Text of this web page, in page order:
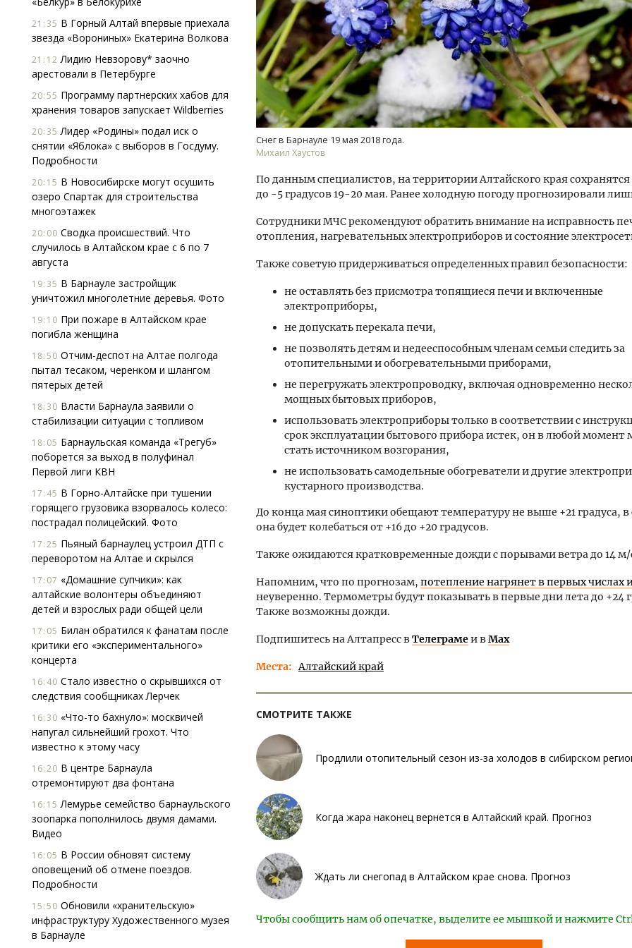
21:35 В Горный Алтай впервые приехала
звезда «Ворониных» Екатерина Волкова
21:12 Лидию Невзорову* заочно
арестовали в Петербурге
20:55 Программу партнерских хабов для
хранения товаров запускает Wildberries
20:35 Лидер «Родины» подал иск о
снятии «Яблока» с выборов в Госдуму.
Подробности
20:15 В Новосибирске могут осушить
озеро Спартак для строительства
многоэтажек
20:00 Сводка происшествий. Что
случилось в Алтайском крае с 6 по 7
августа
19:35 В Барнауле застройщик
уничтожил многолетние деревья. Фото
19:10 При пожаре в Алтайском крае
погибла женщина
18:50 Отчим-деспот на Алтае полгода
пытал тесаком, черенком и шлангом
пятерых детей
18:30 Власти Барнаула заявили о
стабилизации ситуации с топливом
18:05 Барнаульская команда «Трегуб»
поборется за выход в полуфинал
Первой лиги КВН
17:45 В Горно-Алтайске при тушении
горящего грузовика взорвалось колесо:
пострадал полицейский. Фото
17:25 Пьяный барнаулец устроил ДТП с
переворотом на Алтае и скрылся
17:07 «Домашние супчики»: как
алтайские волонтеры объединяют
детей и взрослых ради общей цели
17:05 Билан обратился к фанатам после
критики его «экспериментального»
концерта
16:40 Стало известно о скрывшихся от
следствия сообщниках Лерчек
16:30 «Что-то бахнуло»: москвичей
напугал сильнейший грохот. Что
известно к этому часу
16:20 В центре Барнаула
отремонтируют два фонтана
16:15 Лемурье семейство барнаульского
зоопарка пополнилось двумя дамами.
Видео
16:05 В России обновят систему
оповещений об отмене поездов.
Подробности
15:50 Обновили «хранительскую»
инфраструктуру Художественного музея
в Барнауле
Снег в Барнауле 19 мая 2018 года.
Михаил Хаустов
По данным специалистов, на территории Алтайского края
до -5 градусов 19-20 мая. Ранее холодную погоду прогнозировали
Сотрудники МЧС рекомендуют обратить внимание на исправность
отопления, нагревательных электроприборов и состояние
Также советую придерживаться определенных правил безопасности:
не оставлять без присмотра топящиеся печи и включенные
электроприборы,
не допускать перекала печи,
не позволять детям и недееспособным членам семьи следить за
отопительными и обогревательными приборами,
не перегружать электропроводку, включая одновременно
мощных бытовых приборов,
использовать электроприборы только в соответствии с
срок эксплуатации бытового прибора истек, он в любой момент
стать источником возгорания,
не использовать самодельные обогреватели и другие
кустарного производства.
До конца мая синоптики обещают температуру не выше +21 градуса, в
она будет колебаться от +16 до +20 градусов.
Также ожидаются кратковременные дожди с порывами ветра до 14 м/
Напомним, что по прогнозам, потепление нагрянет в первых числах
неуверенно. Термометры будут показывать в первые дни лета до +24
Также возможны дожди.
Подпишитесь на Алтапресс вТелеграмеи вMax
Места Алтайский край
СМОТРИТЕ ТАКЖЕ
Продлили отопительный сезон из-за холодов в сибирском
Когда жара наконец вернется в Алтайский край. Прогноз
Ждать ли снегопад в Алтайском крае снова. Прогноз
Чтобы сообщить нам об опечатке, выделите ее мышкой и нажмите
Ищем новые берега. Гендиректор
«Жилищной инициативы» Юрий
Гатилов — о том, как девелоперу
оставаться на плаву, когда рынок
штормит
СТРОИТЕЛЬСТВО
Смелость архитектурных идей.
ЗИАС — об эстетике городов,
трендах в фасадах и развитии рынка
СТРОИТЕЛЬСТВО
Архитектурный код
СТРОИТЕЛЬСТВО